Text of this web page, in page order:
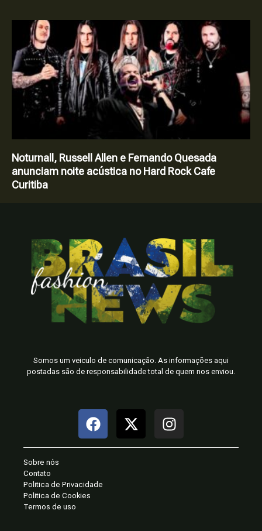
Noturnall, Russell Allen e Fernando Quesada
anunciam noite acústica no Hard Rock Cafe
Curitiba
Somos um veiculo de comunicação. As informações aqui
postadas são de responsabilidade total de quem nos enviou.
Sobre nós
Contato
Politica de Privacidade
Politica de Cookies
Termos de uso